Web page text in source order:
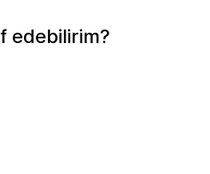
edebilirim?